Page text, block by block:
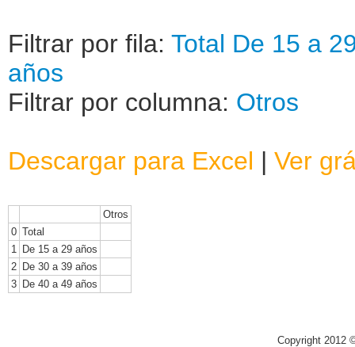
Filtrar por fila: Total De 15 a
años
Filtrar por columna: Otros
Descargar para Excel | Ver
Otros
0 Total
1
De 15 a 29 años
2 De 30 a 39 años
3 De 40 a 49 años
Copyright 2012